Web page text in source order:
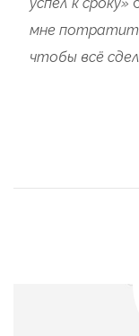
мне
чтобы всё